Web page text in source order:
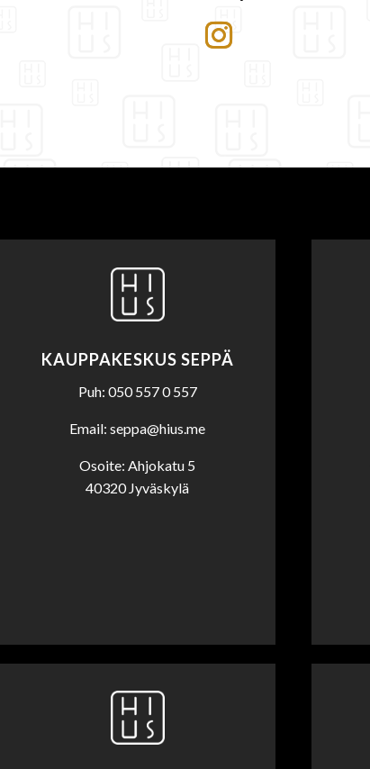
KAUPPAKESKUS SEPPÄ
Puh: 050 557 0 557
Email: seppa@hius.me
Osoite: Ahjokatu 5
40320 Jyväskylä